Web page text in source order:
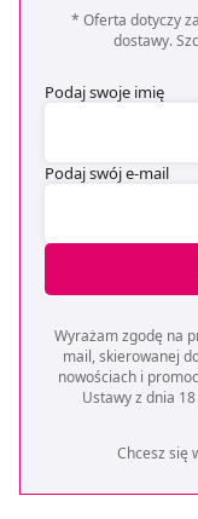
* Oferta dotyczy
dostawy.
Podaj swoje imię
Podaj swój e-mail
Wyrażam zgodę na
mail, skierowanej
nowościach i
Ustawy z dnia
Chcesz się